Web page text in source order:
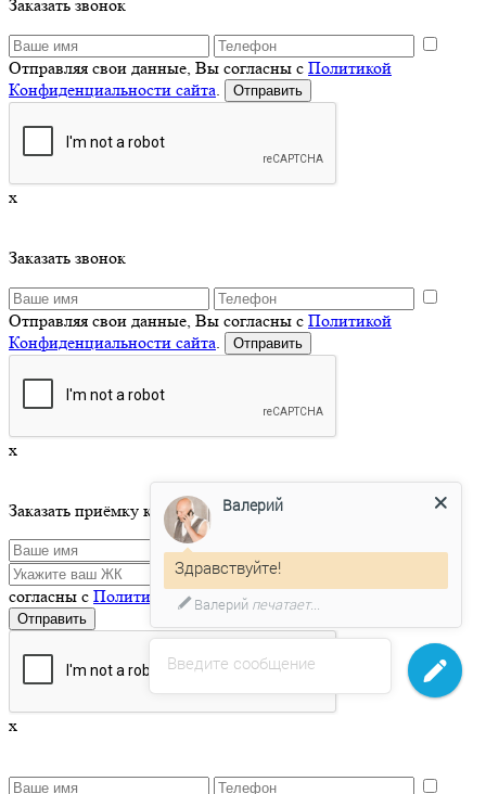
Заказать звонок
Отправляя свои данные, Вы согласны с Политикой
Конфиденциальности сайта
x
Заказать звонок
Отправляя свои данные, Вы согласны с Политикой
Конфиденциальности сайта
x
Заказать приёмку квартиры
Отправляя свои данные, Вы
согласны с Политикой Конфиденциальности сайта.
x
Введите сообщение
Валерий
Здравствуйте!
Валерийпечатает...